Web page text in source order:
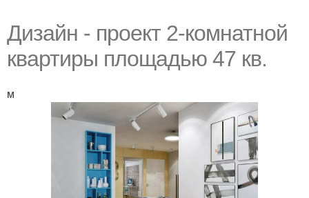
Дизайн - проект 2-комнатной
квартиры площадью 47 кв.
м